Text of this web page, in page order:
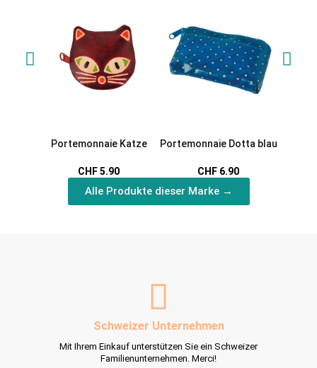
Portemonnaie Katze
CHF 5.90
Portemonnaie Dotta blau
CHF 6.90
Alle Produkte dieser Marke →
Schweizer Unternehmen
Mit Ihrem Einkauf unterstützen Sie ein Schweizer
Familienunternehmen. Merci!